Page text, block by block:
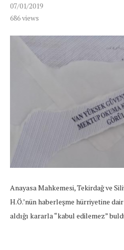
07/01/2019
686views
Anayasa Mahkemesi, Tekirdağ ve
H.Ö.’nün haberleşme hürriyetine
aldığı kararla “kabul edilemez”